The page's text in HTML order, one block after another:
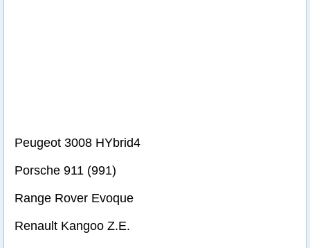
Peugeot 3008 HYbrid4
Porsche 911 (991)
Range Rover Evoque
Renault Kangoo Z.E.